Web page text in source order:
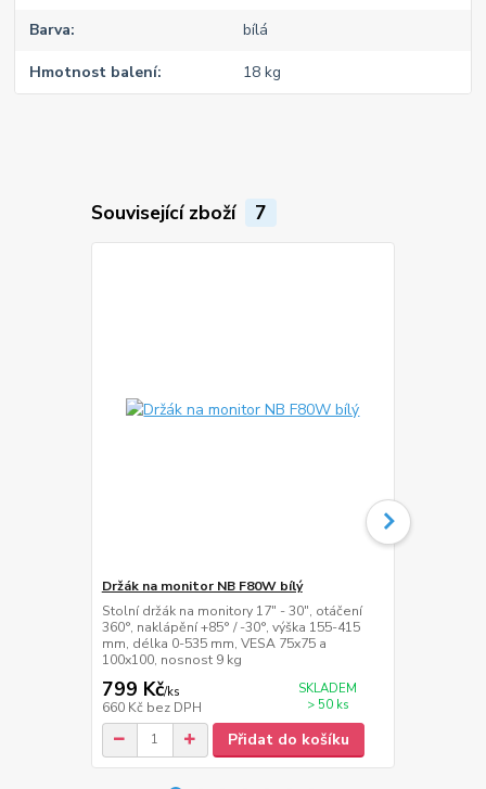
Barva bílá
Hmotnost balení 18 kg
Související zboží 7
Držák na monitor NB F80W bílý
Stolní držák na monitory 17" - 30", otáčení
360°, naklápění +85° / -30°, výška 155-415
mm, délka 0-535 mm, VESA 75x75 a
100x100, nosnost 9 kg
799 Kč/ks
660 Kč bez DPH
SKLADEM
> 50 ks
Přidat do košíku